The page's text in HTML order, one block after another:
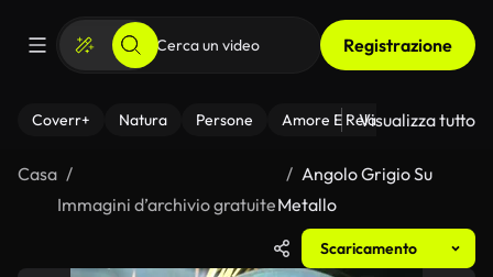
Registrazione
Coverr+ Natura Persone Amore E Relazioni Il
Visualizza tutto
Casa
Immagini d’archivio gratuite
Angolo Grigio Su
Metallo
Scaricamento